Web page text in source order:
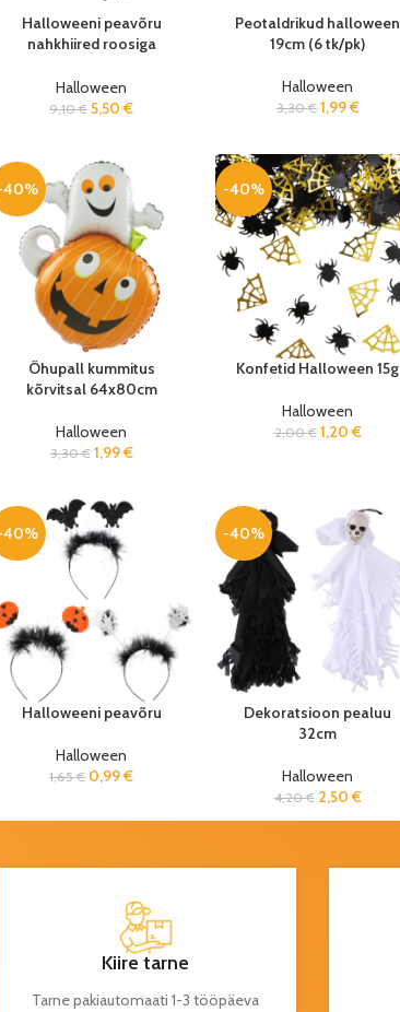
Halloweeni peavõru
nahkhiired roosiga
Halloween
9,10€ 5,50 €
Peotaldrikud halloween
19cm (6 tk/pk)
Halloween
3,30€ 1,99€
40%
Õhupall kummitus
kõrvitsal 64x80cm
Halloween
3,30€ 1,99€
-40%
Konfetid Halloween 15g
Halloween
2,00€ 1,20 €
40%
Halloweeni peavõru
Halloween
1,65€ 0,99€
-40%
Dekoratsioon pealuu
32cm
Halloween
4,20€ 2,50 €
Kiire tarne
Tarne pakiautomaati 1-3 tööpäeva